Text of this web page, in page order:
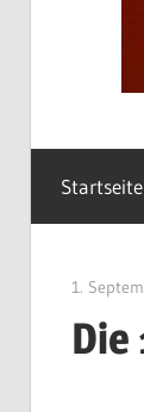
Startseite
1.
Die